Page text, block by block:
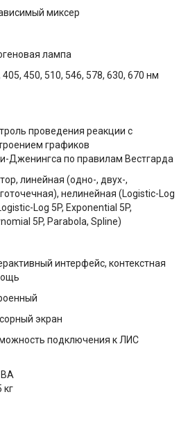
миксер
лампа
405, 450, 510, 546, 578, 630, 670 нм
проведения реакции с
графиков
Дженингса по правилам Вестгарда
линейная (одно-, двух-,
нелинейная (Logistic-Log
Log 5P, Exponential 5P,
5P, Parabola, Spline)
интерфейс, контекстная
экран
подключения к ЛИС
ВА
кг